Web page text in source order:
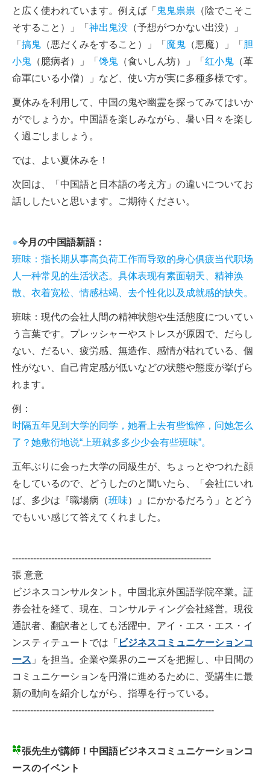
と広く使われています。例えば「 鬼鬼祟祟 （陰でこそこ
そすること）」「 神出鬼没 （予想がつかない出没）」
「 搞鬼 （悪だくみをすること）」「 魔鬼 （悪魔）」「 胆
小鬼 （臆病者）」「 馋鬼 （食いしん坊）」「 红小鬼 （革
命軍にいる小僧）」など、使い方が実に多種多様です。
夏休みを利用して、中国の鬼や幽霊を探ってみてはいか
がでしょうか。中国語を楽しみながら、暑い日々を楽し
く過ごしましょう。
では、よい夏休みを！
次回は、「中国語と日本語の考え方」の違いについてお
話ししたいと思います。ご期待ください。
●今月の中国語新語：
班味：指长期从事高负荷工作而导致的身心俱疲当代职场
人一种常见的生活状态。具体表现有素面朝天、精神涣
散、衣着宽松、情感枯竭、去个性化以及成就感的缺失。
班味：現代の会社人間の精神状態や生活態度についてい
う言葉です。プレッシャーやストレスが原因で、だらし
ない、だるい、疲労感、無造作、感情が枯れている、個
性がない、自己肯定感が低いなどの状態や態度が挙げら
れます。
例：
时隔五年见到大学的同学，她看上去有些憔悴，问她怎么
了？她敷衍地说“上班就多多少少会有些班味”。
五年ぶりに会った大学の同級生が、ちょっとやつれた顔
をしているので、どうしたのと聞いたら、「会社にいれ
ば、多少は『職場病（班味）』にかかるだろう」とどう
でもいい感じて答えてくれました。
------------------------------------------------------------------
張 意意
ビジネスコンサルタント。中国北京外国語学院卒業。証
券会社を経て、現在、コンサルティング会社経営。現役
通訳者、翻訳者としても活躍中。アイ・エス・エス・イ
ンスティテュートでは「 ビジネスコミュニケーションコ
ース 」を担当。企業や業界のニーズを把握し、中日間の
コミュニケーションを円滑に進めるために、受講生に最
新の動向を紹介しながら、指導を行っている。
-------------------------------------------------------------------
​​張先生が講師！中国語ビジネスコミュニケーションコ
ースのイベント